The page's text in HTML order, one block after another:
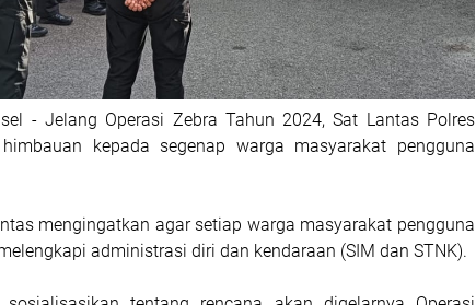
- Jelang Operasi Zebra Tahun 2024, Sat Lantas Polres
kepada segenap warga masyarakat pengguna
mengingatkan agar setiap warga masyarakat pengguna
administrasi diri dan kendaraan (SIM dan STNK).